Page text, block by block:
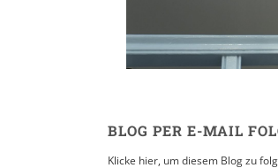
BLOG PER E-MAIL
Klicke hier, um diesem Blog zu